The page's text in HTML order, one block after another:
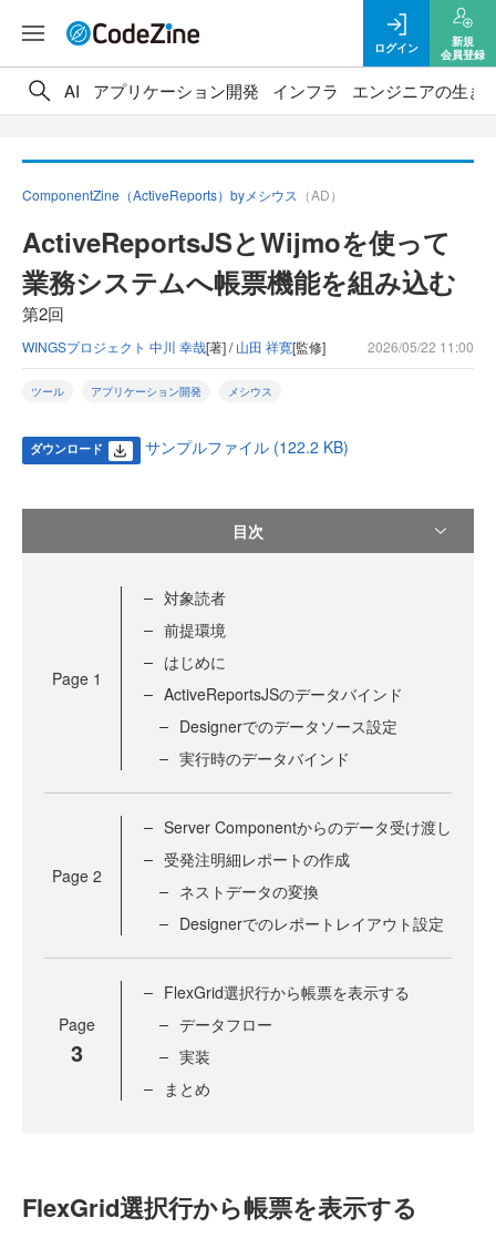
ログイン
新規
会員登録
AI アプリケーション開発 インフラ エンジニアの生き
ComponentZine（ActiveReports）byメシウス （AD）
ActiveReportsJSとWijmoを使って
業務システムへ帳票機能を組み込む
第2回
WINGSプロジェクト 中川 幸哉[著] /山田 祥寛[監修] 2026/05/22 11:00
ツール アプリケーション開発 メシウス
ダウンロード サンプルファイル (122.2 KB)
目次
Page 1
対象読者
前提環境
はじめに
ActiveReportsJSのデータバインド
Designerでのデータソース設定
実行時のデータバインド
Page 2
Server Componentからのデータ受け渡し
受発注明細レポートの作成
ネストデータの変換
Designerでのレポートレイアウト設定
Page
3
FlexGrid選択行から帳票を表示する
データフロー
実装
まとめ
FlexGrid選択行から帳票を表示する